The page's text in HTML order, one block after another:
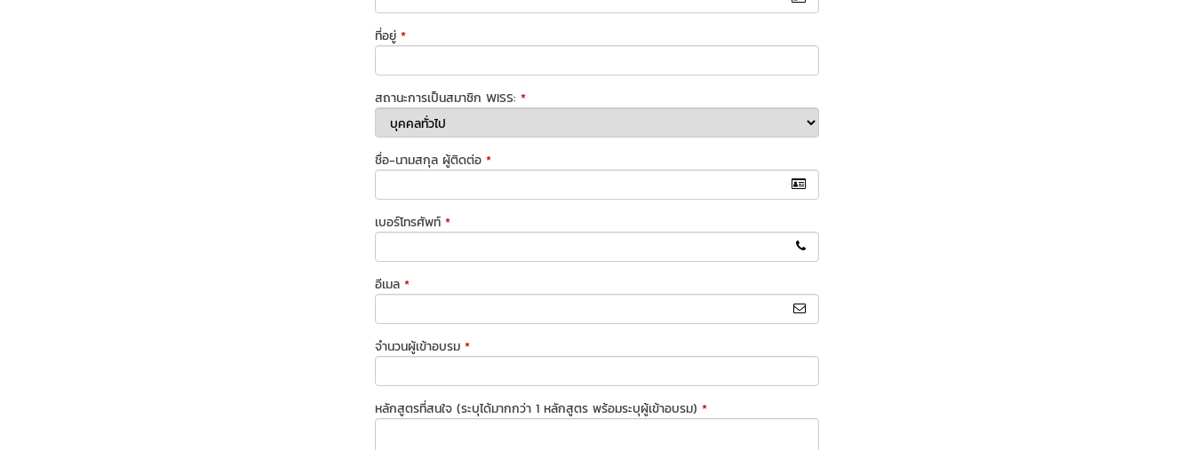
ที่อยู่ *
สถานะการเป็นสมาชิก WISS: *
ชื่อ-นามสกุล ผู้ติดต่อ *
เบอร์โทรศัพท์ *
อีเมล *
จำนวนผู้เข้าอบรม *
หลักสูตรที่สนใจ (ระบุได้มากกว่า 1 หลักสูตร พร้อมระบุผู้เข้าอบรม) *